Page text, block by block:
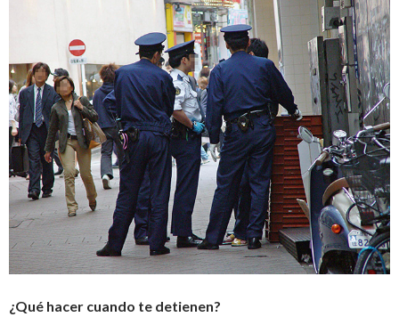
¿Qué hacer cuando te detienen?